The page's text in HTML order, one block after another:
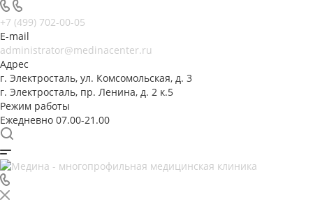
+7 (499) 702-00-05
E-mail
administrator@medinacenter.ru
Адрес
г. Электросталь, ул. Комсомольская, д. 3
г. Электросталь, пр. Ленина, д. 2 к.5
Режим работы
Ежедневно 07.00-21.00